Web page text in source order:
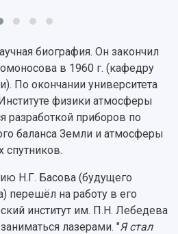
интеллекта
полигон
проект "Одержимы
граждан на
истории России и
РФ
услуги
курсы
подразделения
деятельностью
обслуживания
документы
исследовательской
и грантов
"Молодой учёный"
биография. Он закончил
в 1960 г. (кафедру
По окончании университета
физики атмосферы
разработкой приборов по
баланса Земли и атмосферы
спутников.
Н.Г. Басова (будущего
перешёл на работу в его
институт им. П.Н. Лебедева
лазерами. "Я стал